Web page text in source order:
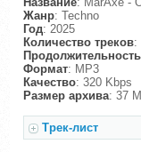
Жанр: Techno
Год: 2025
Количество треков:
Продолжительность
Формат: MP3
Качество: 320 Kbps
Размер архива: 37
Трек-лист